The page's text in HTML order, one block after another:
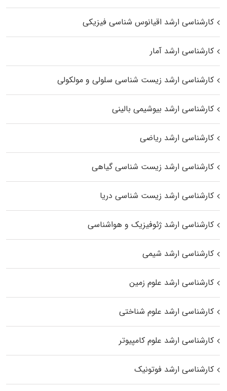
کارشناسی ارشد اقیانوس‌ شناسی فیزیکی
کارشناسی ارشد آمار
کارشناسی ارشد زیست شناسی سلولی و مولکولی
کارشناسی ارشد بیوشیمی بالینی
کارشناسی ارشد ریاضی
کارشناسی ارشد زیست‌ شناسی گیاهی
کارشناسی ارشد زیست‌ شناسی دریا
کارشناسی ارشد ژئوفیزیک و هواشناسی
کارشناسی ارشد شیمی
کارشناسی ارشد علوم زمین
کارشناسی ارشد علوم شناختی
کارشناسی ارشد علوم کامپیوتر
کارشناسی ارشد فوتونیک